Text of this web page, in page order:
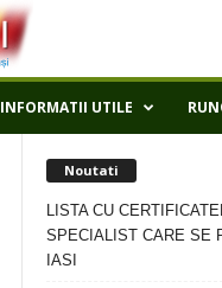
INFORMATII UTILE
Noutati
LISTA CU
SPECIALIST CARE SE
IASI